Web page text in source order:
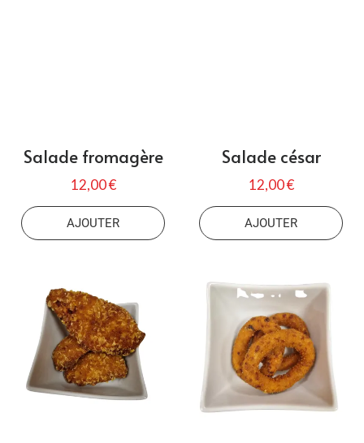
Salade fromagère
12,00 €
AJOUTER
Salade césar
12,00 €
AJOUTER